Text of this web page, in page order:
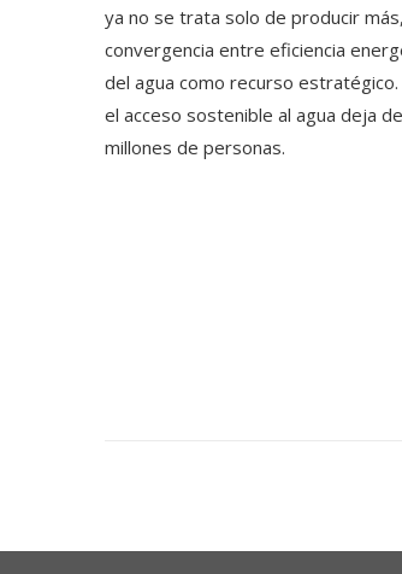
ya no se trata solo de producir
convergencia entre eficiencia
del agua como recurso
el acceso sostenible al agua deja
millones de personas.